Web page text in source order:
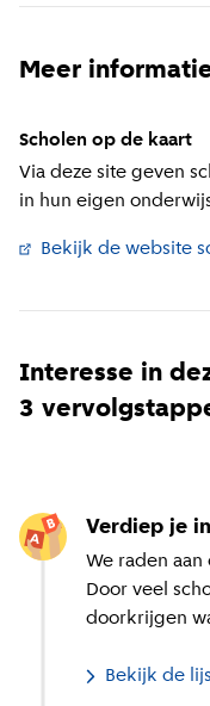
Meer
Scholen op de kaart
Via deze site geven
in hun eigen
Bekijk de website
Interesse in
3
Verdiep je
We raden
Door veel
doorkrijgen
Bekijk de